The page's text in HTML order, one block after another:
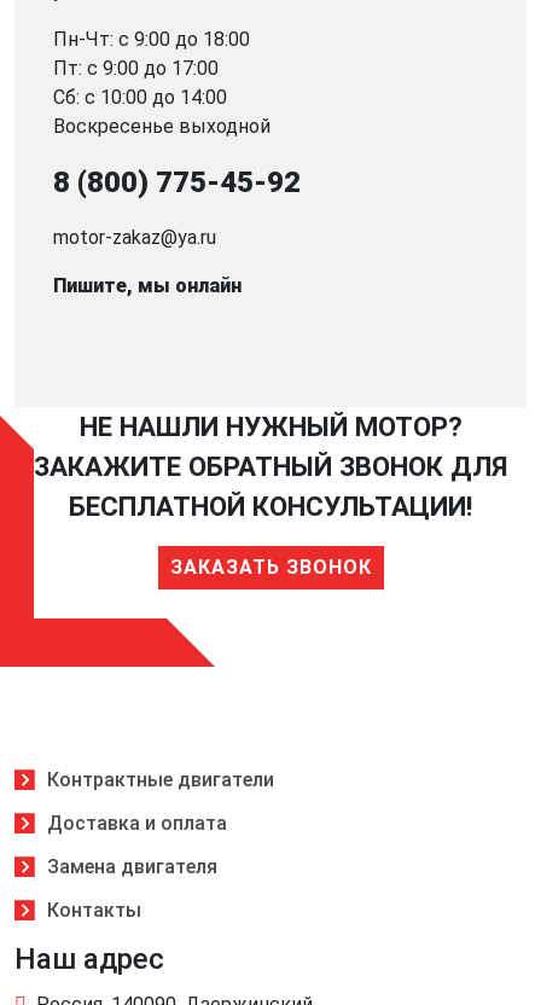
Пн-Чт: с 9:00 до 18:00
Пт: с 9:00 до 17:00
Сб: с 10:00 до 14:00
Воскресенье выходной
8 (800) 775-45-92
motor-zakaz@ya.ru
Пишите, мы онлайн
НЕ НАШЛИ НУЖНЫЙ МОТОР?
ЗАКАЖИТЕ ОБРАТНЫЙ ЗВОНОК ДЛЯ
БЕСПЛАТНОЙ КОНСУЛЬТАЦИИ!
ЗАКАЗАТЬ ЗВОНОК
Контрактные двигатели
Доставка и оплата
Замена двигателя
Контакты
Наш адрес